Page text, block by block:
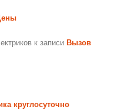
к записиВызов
круглосуточно